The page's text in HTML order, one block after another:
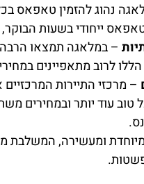
נהוג להזמין טאפאס
ייחודי בשעות הבוקר,
– במלאגה תמצאו
לרוב מתאפיינים
– מרכזי התיירות
טוב עוד יותר ובמחירים
ומעשירה, המשלבת